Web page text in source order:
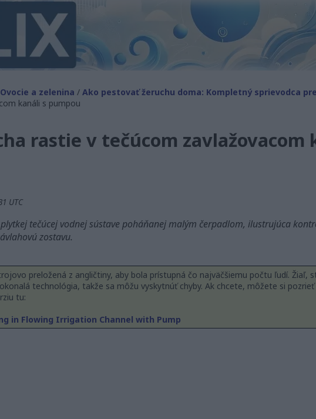
Ovocie a zelenina / Ako pestovať žeruchu doma: Kompletný sprievodca
kanáli s pumpou
rastie v tečúcom zavlažovacom
UTC
tečúcej vodnej sústave poháňanej malým čerpadlom, ilustrujúca
zostavu.
preložená z angličtiny, aby bola prístupná čo najväčšiemu počtu ľudí. Žiaľ,
technológia, takže sa môžu vyskytnúť chyby. Ak chcete, môžete si pozrieť
tu:
in Flowing Irrigation Channel with Pump